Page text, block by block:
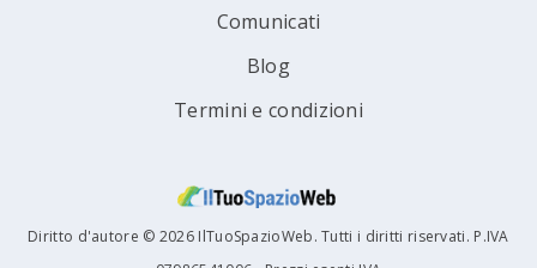
Comunicati
Blog
Termini e condizioni
Diritto d'autore © 2026 IlTuoSpazioWeb. Tutti i diritti riservati. P.IVA